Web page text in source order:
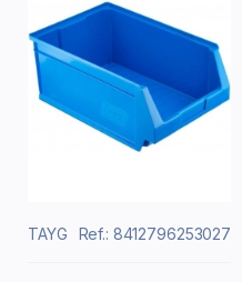
TAYG Ref.: 8412796253027